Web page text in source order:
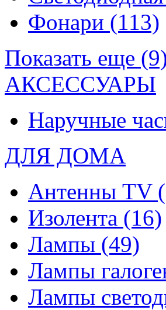
Фонари (113)
Показать еще
АКСЕССУАРЫ
Наручные
ДЛЯ ДОМА
Антенны TV
Изолента (16)
Лампы (49)
Лампы
Лампы